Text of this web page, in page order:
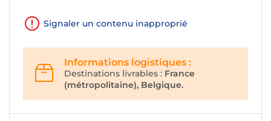
Signaler un contenu inapproprié
Informations logistiques :
Destinations livrables : France
(métropolitaine), Belgique.